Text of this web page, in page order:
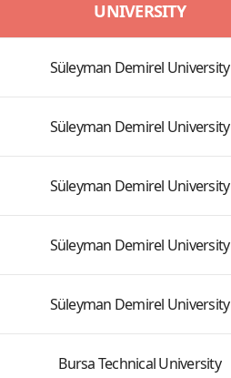
UNIVERSITY
Süleyman Demirel University
Süleyman Demirel University
Süleyman Demirel University
Süleyman Demirel University
Süleyman Demirel University
Bursa Technical University